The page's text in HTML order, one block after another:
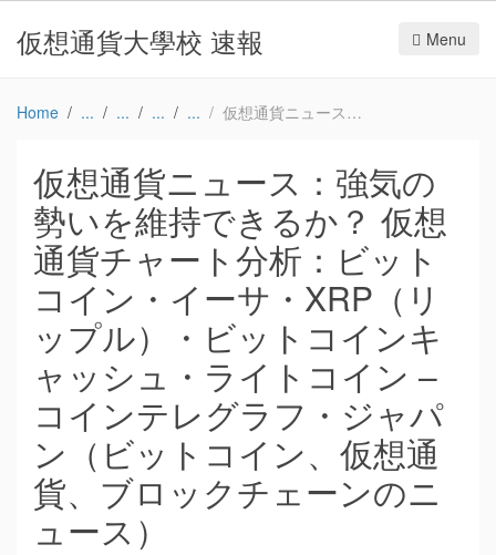
仮想通貨大學校 速報 Menu
Home 仮想通貨ニュース：強気の勢いを維持できるか？ 仮想通貨チャート分析：ビットコイン・イーサ・XRP（リップル）・ビットコインキャッシュ・ライトコイン – コインテレグラフ・ジャパン（ビットコイン、仮想通貨、ブロックチェーンのニュース）
仮想通貨ニュース：強気の
勢いを維持できるか？ 仮想
通貨チャート分析：ビット
コイン・イーサ・XRP（リ
ップル）・ビットコインキ
ャッシュ・ライトコイン –
コインテレグラフ・ジャパ
ン（ビットコイン、仮想通
貨、ブロックチェーンのニ
ュース）